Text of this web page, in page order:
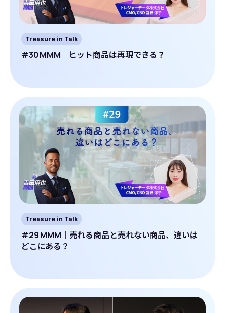
Treasure in Talk
#30 MMM｜ヒット商品は再現できる？
Treasure in Talk
#29 MMM｜売れる商品と売れない商品、違いは
どこにある？